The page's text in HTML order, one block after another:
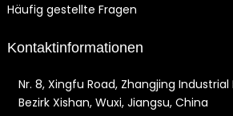
Häufig gestellte Fragen
Kontaktinformationen
Nr. 8, Xingfu Road, Zhangjing Industrial
Bezirk Xishan, Wuxi, Jiangsu, China